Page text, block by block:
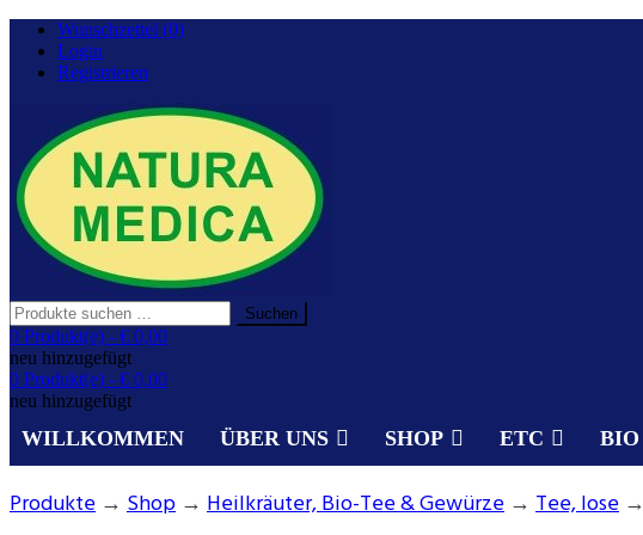
Zurück
zum
Inhalt
Wunschzettel (0)
Login
Registrieren
NATURA MEDICA
Gesundheit aus der Natur.
Suchen
nach:
Suchen
0 Produkt(e) - € 0,00
neu hinzugefügt
0 Produkt(e) - € 0,00
neu hinzugefügt
WILLKOMMEN ÜBER UNS SHOP ETC BIO
Produkte → Shop → Heilkräuter, Bio-Tee & Gewürze → Tee, lose →